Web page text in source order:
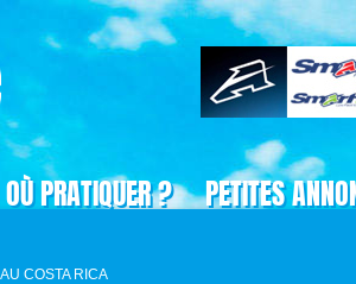
OÙ PRATIQUER ? PETITES
COSTA RICA